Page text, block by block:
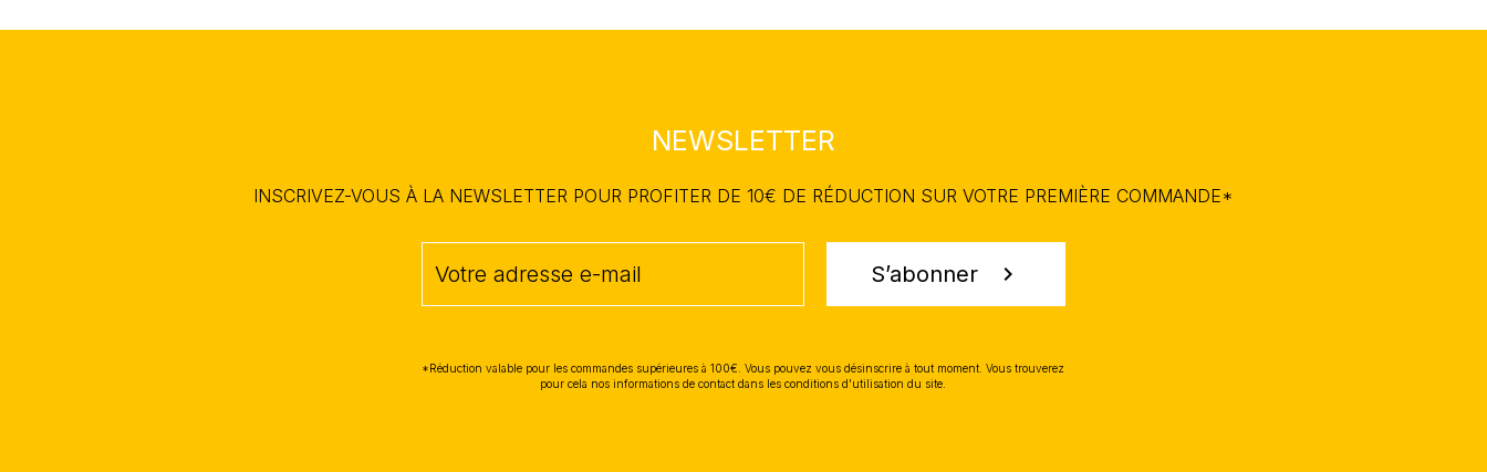
NEWSLETTER
INSCRIVEZ-VOUS À LA NEWSLETTER POUR PROFITER DE 10€ DE RÉDUCTION SUR VOTRE PREMIÈRE COMMANDE*
S’abonner chevron_right
*Réduction valable pour les commandes supérieures à 100€. Vous pouvez vous désinscrire à tout moment. Vous trouverez
pour cela nos informations de contact dans les conditions d'utilisation du site.